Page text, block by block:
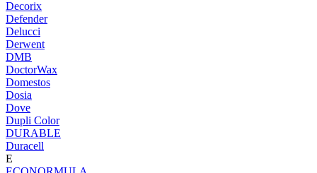
Decorix
Defender
Delucci
Derwent
DMB
DoctorWax
Domestos
Dosia
Dove
Dupli Color
DURABLE
Duracell
E